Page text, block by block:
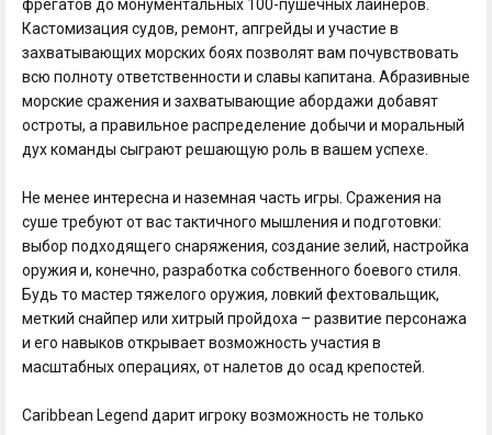
фрегатов до монументальных 100-пушечных лайнеров.
Кастомизация судов, ремонт, апгрейды и участие в
захватывающих морских боях позволят вам почувствовать
всю полноту ответственности и славы капитана. Абразивные
морские сражения и захватывающие абордажи добавят
остроты, а правильное распределение добычи и моральный
дух команды сыграют решающую роль в вашем успехе.
Не менее интересна и наземная часть игры. Сражения на
суше требуют от вас тактичного мышления и подготовки:
выбор подходящего снаряжения, создание зелий, настройка
оружия и, конечно, разработка собственного боевого стиля.
Будь то мастер тяжелого оружия, ловкий фехтовальщик,
меткий снайпер или хитрый пройдоха – развитие персонажа
и его навыков открывает возможность участия в
масштабных операциях, от налетов до осад крепостей.
Caribbean Legend дарит игроку возможность не только